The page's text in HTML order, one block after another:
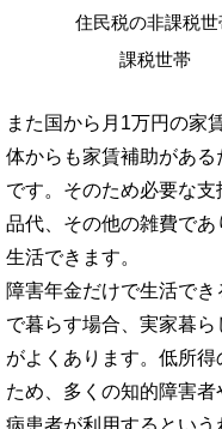
住民税の非課税世
課税世帯
また国から月1万円の家
体からも家賃補助があ
です。そのため必要な
品代、その他の雑費で
生活できます。
障害年金だけで生活で
で暮らす場合、実家暮
がよくあります。低所
ため、多くの知的障害